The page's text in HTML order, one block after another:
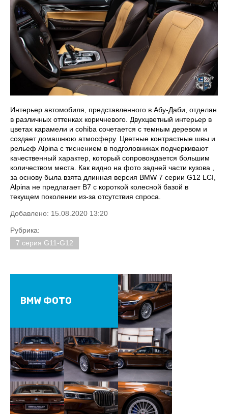
Интерьер автомобиля, представленного в Абу-Даби, отделан
в различных оттенках коричневого. Двухцветный интерьер в
цветах карамели и cohiba сочетается с темным деревом и
создает домашнюю атмосферу. Цветные контрастные швы и
рельеф Alpina с тиснением в подголовниках подчеркивают
качественный характер, который сопровождается большим
количеством места. Как видно на фото задней части кузова ,
за основу была взята длинная версия BMW 7 серии G12 LCI,
Alpina не предлагает B7 с короткой колесной базой в
текущем поколении из-за отсутствия спроса.
Добавлено: 15.08.2020 13:20
Рубрика:
7 серия G11-G12
BMW ФОТО